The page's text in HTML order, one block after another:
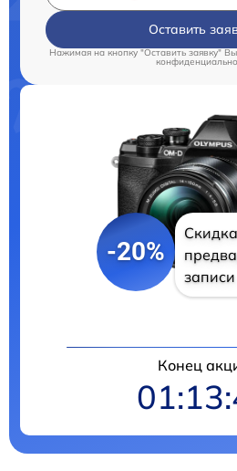
Оставить
Нажимая на кнопку "Оставить заявку"
-20%
Конец